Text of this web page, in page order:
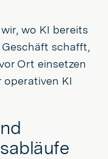
wo KI bereits
schafft,
Ort einsetzen
operativen KI